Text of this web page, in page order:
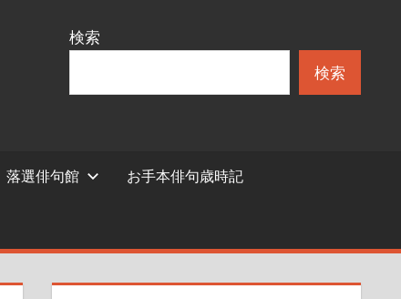
検索
検索
落選俳句館 お手本俳句歳時記